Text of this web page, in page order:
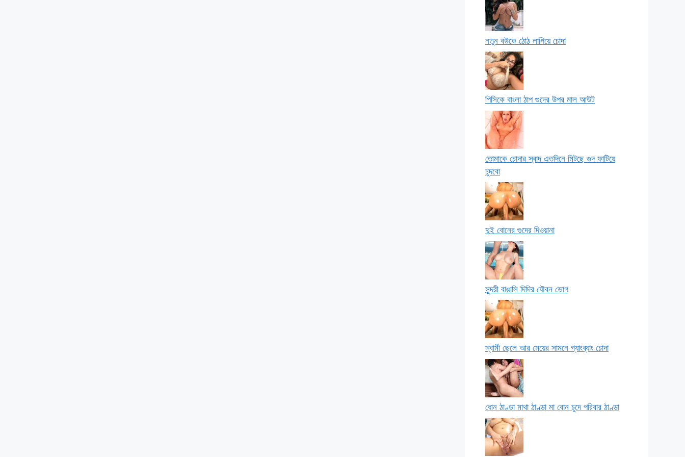
নতুন বউকে ঠোঠ লাগিয়ে চোদা
পিসিকে বাংলা ঠাপ গুদের উপর মাল আউট
তোমাকে চোদার স্বাদ এতদিনে মিটছে গুদ ফাটিয়ে
চুদবো
দুই বোনের গুদের দিওয়ানা
সুন্দরী বাঙালি দিদির যৌবন ভোগ
স্বামী ছেলে আর মেয়ের সামনে গ্যাংব্যাং চোদা
ধোন ঠাণ্ডা মাথা ঠাণ্ডা মা বোন চুদে পরিবার ঠাণ্ডা